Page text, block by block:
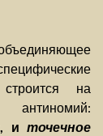
на
, иточечное